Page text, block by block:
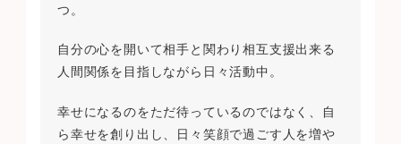
つ。
自分の心を開いて相手と関わり相互支援出来る
人間関係を目指しながら日々活動中。
幸せになるのをただ待っているのではなく、自
ら幸せを創り出し、日々笑顔で過ごす人を増や